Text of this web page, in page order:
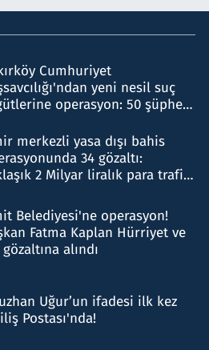
Cumhuriyet
yeni nesil suç
operasyon: 50 şüpheli
merkezli yasa dışı bahis
34 gözaltı:
2 Milyar liralık para trafiği
Belediyesi'ne operasyon!
Fatma Kaplan Hürriyet ve
alındı
Uğur’un ifadesi ilk kez
Postası'nda!